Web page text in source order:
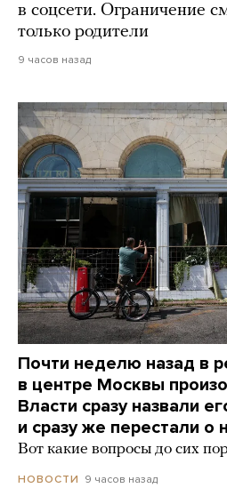
в соцсети. Ограничение
только родители
9 часов назад
Почти неделю назад в
в центре Москвы
Власти сразу назвали
и сразу же перестали о
Вот какие вопросы до сих
НОВОСТИ 9 часов назад